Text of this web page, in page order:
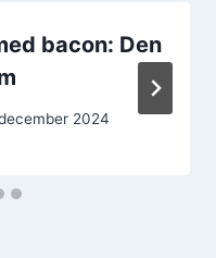
bacon: Den
2024